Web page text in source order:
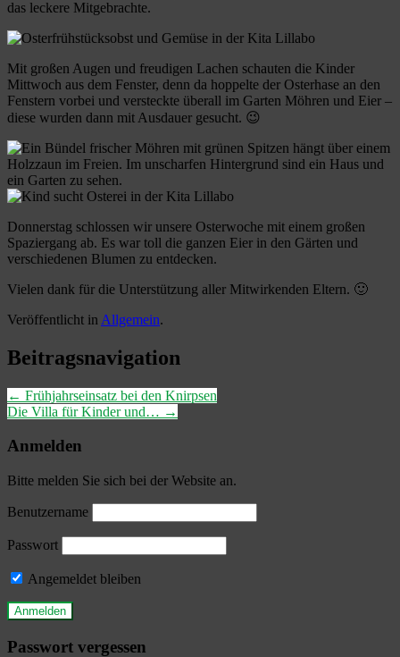
das leckere Mitgebrachte.
Mit großen Augen und freudigen Lachen schauten die Kinder
Mittwoch aus dem Fenster, denn da hoppelte der Osterhase an den
Fenstern vorbei und versteckte überall im Garten Möhren und Eier –
diese wurden dann mit Ausdauer gesucht. 😉
Donnerstag schlossen wir unsere Osterwoche mit einem großen
Spaziergang ab. Es war toll die ganzen Eier in den Gärten und
verschiedenen Blumen zu entdecken.
Vielen dank für die Unterstützung aller Mitwirkenden Eltern. 🙂
Veröffentlicht in Allgemein.
Beitragsnavigation
← Frühjahrseinsatz bei den Knirpsen
Die Villa für Kinder und… →
Anmelden
Bitte melden Sie sich bei der Website an.
Benutzername
Passwort
Angemeldet bleiben
Passwort vergessen